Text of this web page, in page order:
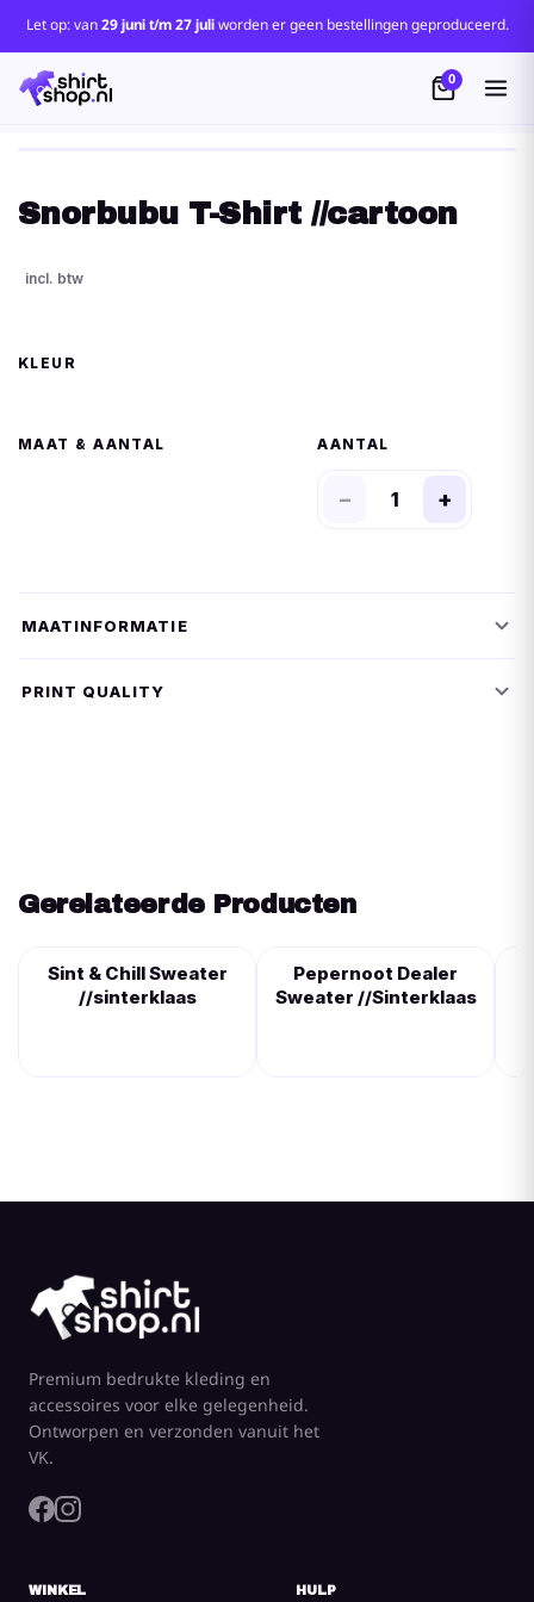
Let op: van29 juni t/m 27 juliworden er geen bestellingen geproduceerd.
0
Snorbubu T-Shirt //cartoon
MAAT
− +
MAATINFORMATIE
PRINT QUALITY
Gerelateerde Producten
Sint & Chill Sweater
//sinterklaas
Pepernoot Dealer
Sweater //Sinterklaas
Premium bedrukte kleding en
accessoires voor elke gelegenheid.
Ontworpen en verzonden vanuit het
VK.
WINKEL HULP